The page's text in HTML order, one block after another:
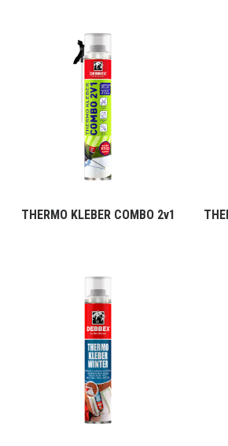
THERMO KLEBER COMBO 2v1